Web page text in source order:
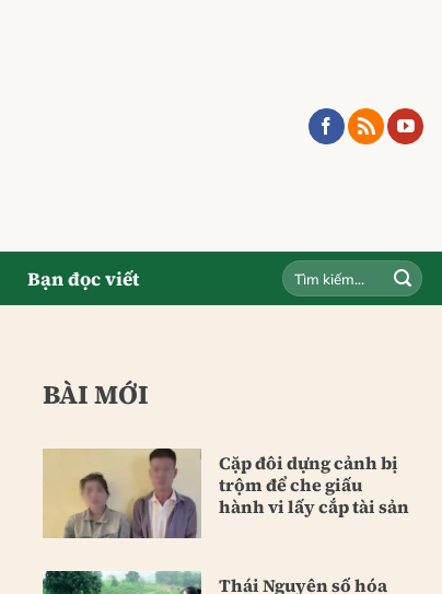
Bạn đọc viết
BÀI MỚI
Cặp đôi dựng cảnh bị
trộm để che giấu
hành vi lấy cắp tài sản
Thái Nguyên số hóa